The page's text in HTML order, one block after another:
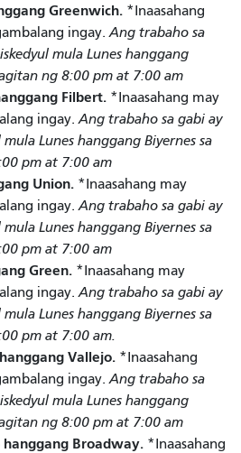
Greenwich. *Inaasahang
ingay. Ang trabaho sa
mula Lunes hanggang
ng 8:00 pm at 7:00 am
Filbert. *Inaasahang may
ingay. Ang trabaho sa gabi ay
mula Lunes hanggang Biyernes sa
pm at 7:00 am
Union. *Inaasahang may
ingay. Ang trabaho sa gabi ay
mula Lunes hanggang Biyernes sa
pm at 7:00 am
Green. *Inaasahang may
ingay. Ang trabaho sa gabi ay
mula Lunes hanggang Biyernes sa
pm at 7:00 am.
Vallejo. *Inaasahang
ingay. Ang trabaho sa
mula Lunes hanggang
ng 8:00 pm at 7:00 am
Broadway. *Inaasahang